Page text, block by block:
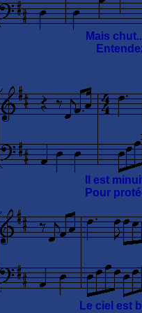
Mais
Il est
Pour
Le ciel est